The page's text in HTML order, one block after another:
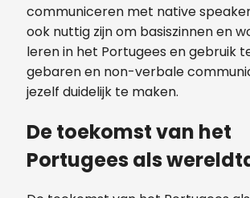
communiceren met native
ook nuttig zijn om basiszinnen en
leren in het Portugees en gebruik
gebaren en non-verbale
jezelf duidelijk te maken.
De toekomst van het
Portugees als